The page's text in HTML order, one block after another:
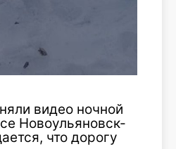
видео ночной
Новоульяновск-
что дорогу